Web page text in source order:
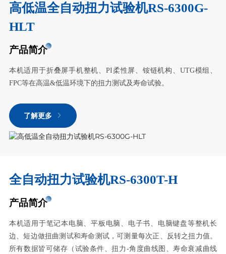
高低温全自动扭力试验机RS-6300G-
HLT
产品简介
本机适用于折叠屏手机整机、PI柔性屏、铵链机构、UTG模组、
FPC等在高温&低温环境下的扭力测试及寿命试验。
了解更多
全自动扭力试验机RS-6300T-H
产品简介
本机适用于笔记本电脑、平板电脑、电子书、电脑键盘等整机长
边、短边做扭曲测试和寿命测试，可测量每次正、反转之扭力值。
所有数据皆可储存（试验条件、扭力-角度曲线图、寿命衰减曲线